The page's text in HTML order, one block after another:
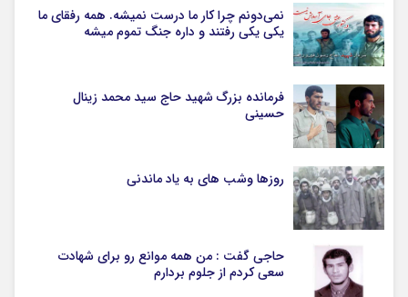
نمی‌دونم چرا کار ما درست نمیشه. همه رفقای ما
یکی یکی رفتند و داره جنگ تموم میشه
فرمانده بزرگ شهید حاج سید محمد زینال
حسینی
روزها وشب های به یاد ماندنی
حاجی گفت : من همه موانع رو برای شهادت
سعی کردم از جلوم بردارم